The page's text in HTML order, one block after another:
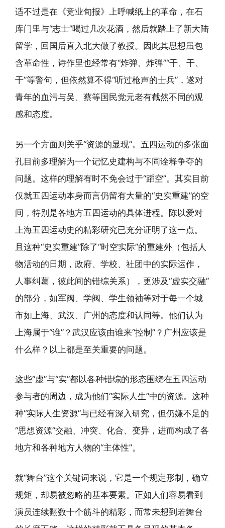
适不过是在《竞业旬报》上呼喊纸上的革命，在石
库门里与“志士”喝过几次花酒，然后就踏上了新大陆
留学，回国后直入北大做了教授。因此其思想虽包
含革命性，诗作里也经常有“炸弹、炸弹”“干、干、
干”等警句，但依然算不得“听过枪声的士兵”，遂对
青年的血污与吴、蔡等国民党元老有截然不同的观
感和态度。
另一个方面则关乎“资源的显现”。五四运动的多张面
孔目前多理解为一个记忆史建构与不同诠释争夺的
问题。这样的理解有时不免会过于“蹈空”。其实目前
仅就五四运动本身而言仍留有大量的“史实重建”的空
间，特别是各地方五四运动的具体进程。陈以爱对
上海五四运动史的精彩研究已充分证明了这一点。
且这种“史实重建”除了“时空实际”的重建外（包括人
物活动的日期，政府、学校、社团中的实际运作，
人事纠葛，彼此间的错综关系），更涉及“虚实交融”
的部分，如军阀、学阀、学生领袖等对于每一个城
市如上海、武汉、广州的态度和认同等。他们认为
上海属于“谁”？武汉应该由谁来“控制”？广州应该是
什么样？以上都是至关重要的问题。
这些“虚”与“实”都以各种错综的形态围绕在五四运动
参与者的周边，成为他们“实际人生”中的资源。这种
种“实际人生资源”与已经有深入研究，但仍嫌不足的
“思想资源”交融、冲突、化合、变异，进而构成了各
地方和各种地方人物的“主体性”。
就“舞台”这个关键词来说，它是一个规定形制，确立
规矩，却易被忽略的基本要素。正如人们容易看到
演员连续翻数十个筋斗的精彩，而常未想到若舞台